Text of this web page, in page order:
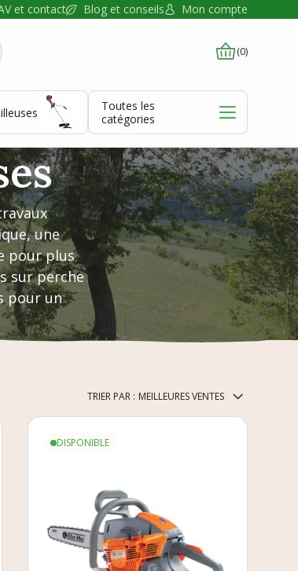
et contact Blog et conseils Mon compte
(0)
Toutes les
catégories
une
pour plus
sur perche
pour un
TRIER PAR : MEILLEURES VENTES
DISPONIBLE